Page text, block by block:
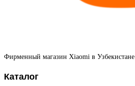
Фирменный магазин Xiaomi в Узбекистане
Каталог